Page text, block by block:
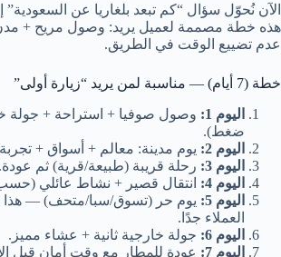
الآن نُحوّل سؤال “كم تبعد بلغاريا عن السعودية”
هذه خطة مصممة لعميل يريد: وصول مريح +
عدم تضييع الوقت في الطريق.
خطة (7 أيام) — مناسبة لمن يريد “زيارة أولى”
اليوم 1:
وصول صوفيا + استراحة + جولة
ضغط).
اليوم 2:
يوم مدينة: معالم + أسواق +
اليوم 3:
رحلة قريبة (طبيعة/قرية) ثم عودة.
اليوم 4:
انتقال قصير + نشاط عائلي
اليوم 5:
يوم حر (تسوق/سبا/متحف) — هذا
العملاء جدًا.
اليوم 6:
جولة خارجية ثانية + عشاء مميز.
اليوم 7:
عودة للمطار مع وقت أمان قبل